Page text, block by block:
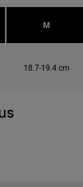
M
18.7-19.4 cm